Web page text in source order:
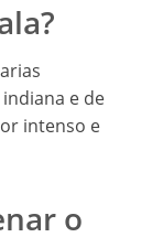
e de
intenso e
o